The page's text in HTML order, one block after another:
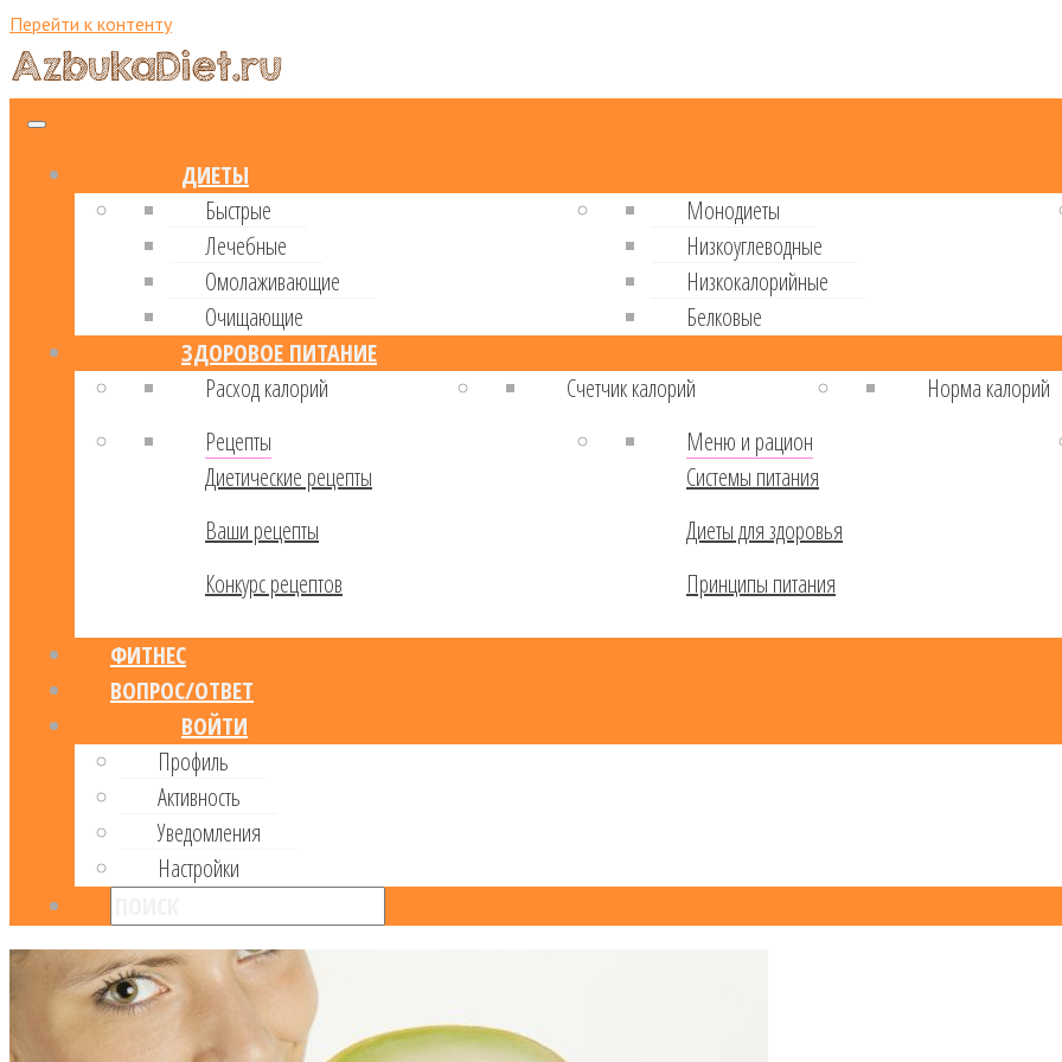
Перейти к контенту
ДИЕТЫ
Быстрые
Лечебные
Омолаживающие
Очищающие
Монодиеты
Низкоуглеводные
Низкокалорийные
Белковые
ЗДОРОВОЕ ПИТАНИЕ
Расход калорий
Cчетчик калорий Норма калорий
Рецепты
Диетические рецепты
Ваши рецепты
Конкурс рецептов
Меню и рацион
Системы питания
Диеты для здоровья
Принципы питания
ФИТНЕС
ВОПРОС/ОТВЕТ
ВОЙТИ
Профиль
Активность
Уведомления
Настройки